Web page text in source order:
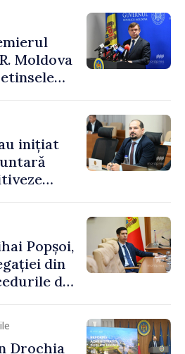
Moldova
Tiraspol
inițiat
Popșoi,
din
de
Nu s-
ale
Drochia